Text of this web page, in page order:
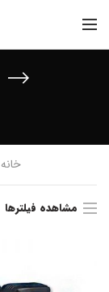
خانه
مشاهده فیلترها